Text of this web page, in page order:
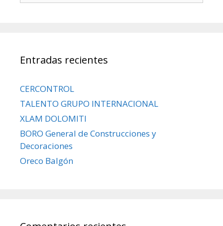
Entradas recientes
CERCONTROL
TALENTO GRUPO INTERNACIONAL
XLAM DOLOMITI
BORO General de Construcciones y
Decoraciones
Oreco Balgón